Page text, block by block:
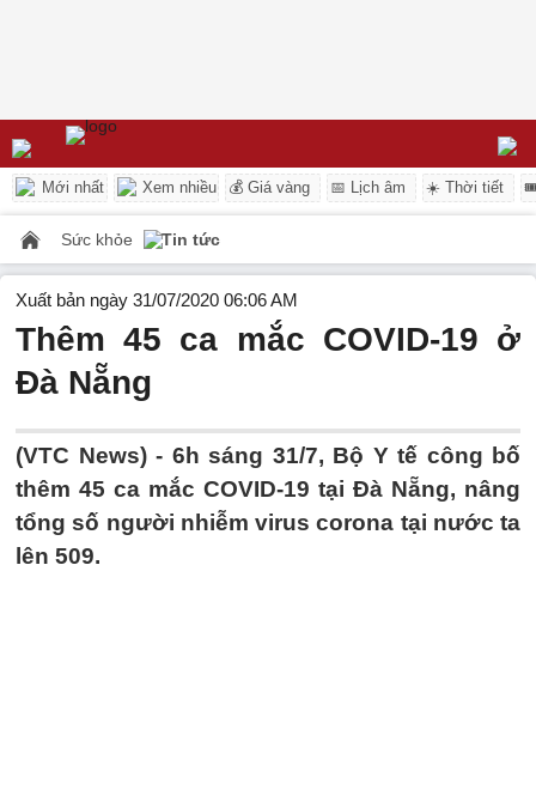
Mới nhất Xem nhiều 💰 Giá vàng 📅 Lịch âm ☀️ Thời tiết
Sức khỏe Tin tức
Xuất bản ngày 31/07/2020 06:06 AM
Thêm 45 ca mắc COVID-19 ở
Đà Nẵng
(VTC News) - 6h sáng 31/7, Bộ Y tế công bố
thêm 45 ca mắc COVID-19 tại Đà Nẵng, nâng
tổng số người nhiễm virus corona tại nước ta
lên 509.